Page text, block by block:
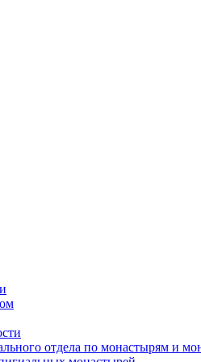
отдела по монастырям и